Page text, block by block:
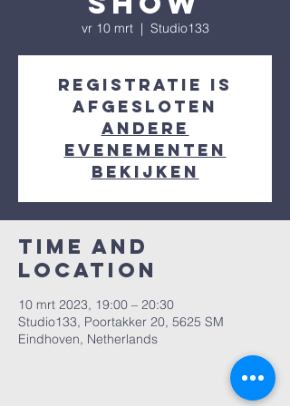
vr 10 mrt
  |
Studio133
Registratie is
afgesloten
Andere
evenementen
bekijken
Time and
Location
10 mrt 2023, 19:00 – 20:30
Studio133, Poortakker 20, 5625 SM
Eindhoven, Netherlands